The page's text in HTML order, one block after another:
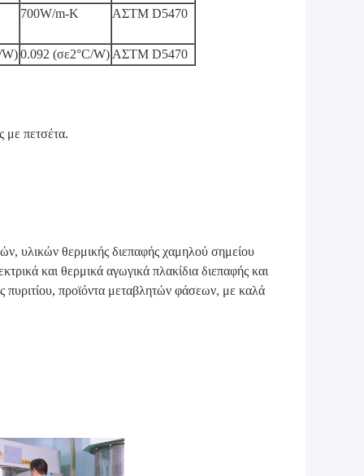
700W/m-K ΑΣTM D5470
W)0.092 (σε2°C/W) ΑΣTM D5470
με πετσέτα.
υλικών θερμικής διεπαφής χαμηλού σημείου
και θερμικά αγωγικά πλακίδια διεπαφής και
πυριτίου, προϊόντα μεταβλητών φάσεων, με καλά